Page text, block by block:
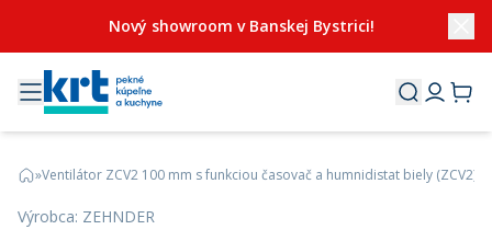
Nový showroom v Banskej Bystrici!
»Ventilátor ZCV2 100 mm s funkciou časovač a humnidistat biely (ZCV2)
Výrobca: ZEHNDER